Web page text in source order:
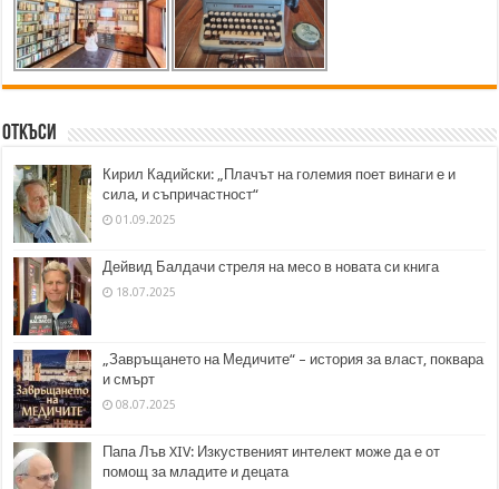
Откъси
Кирил Кадийски: „Плачът на големия поет винаги е и
сила, и съпричастност“
01.09.2025
Дейвид Балдачи стреля на месо в новата си книга
18.07.2025
„Завръщането на Медичите“ – история за власт, поквара
и смърт
08.07.2025
Папа Лъв XIV: Изкуственият интелект може да е от
помощ за младите и децата